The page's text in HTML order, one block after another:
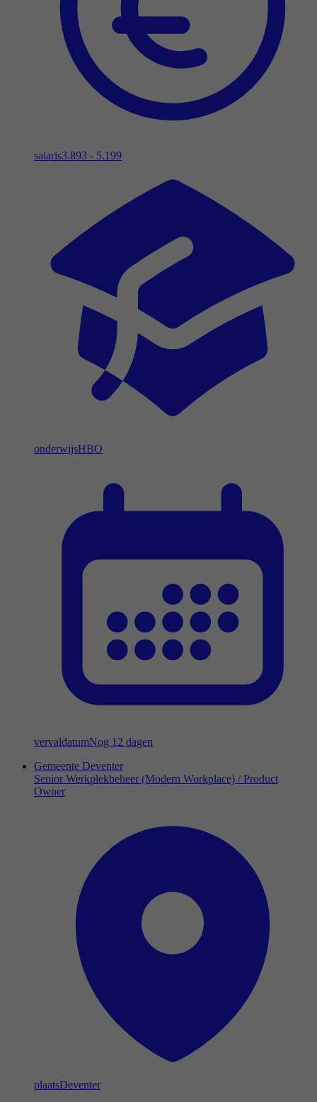
salaris3.893 - 5.199
onderwijsHBO
vervaldatumNog 12 dagen
Gemeente Deventer
Senior Werkplekbeheer (Modern Workplace) / Product
Owner
plaatsDeventer